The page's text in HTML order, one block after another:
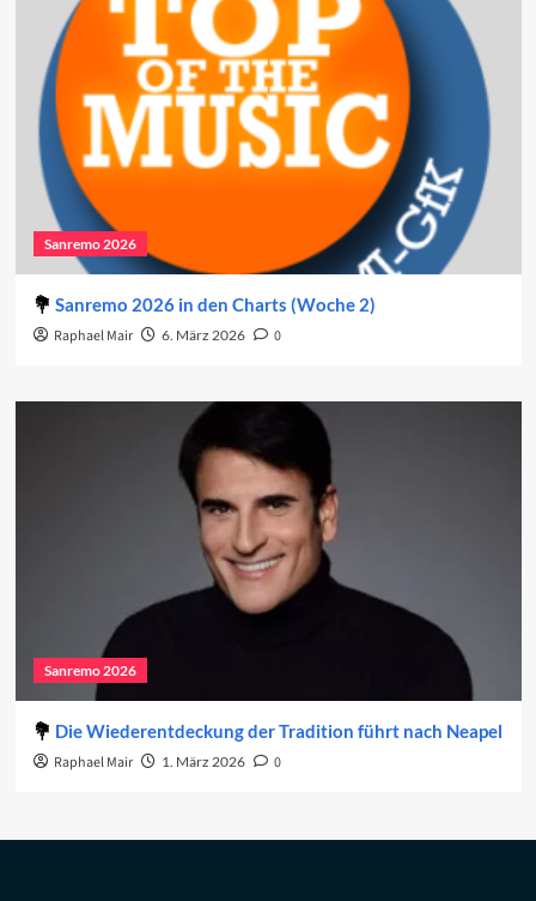
Sanremo 2026
Sanremo 2026 in den Charts (Woche 2)
Raphael Mair 6. März 2026 0
Sanremo 2026
Die Wiederentdeckung der Tradition führt nach Neapel
Raphael Mair 1. März 2026 0